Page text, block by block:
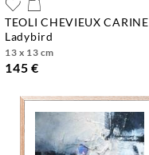
TEOLI CHEVIEUX CARINE
ladybird
13 x 13 cm
145 €